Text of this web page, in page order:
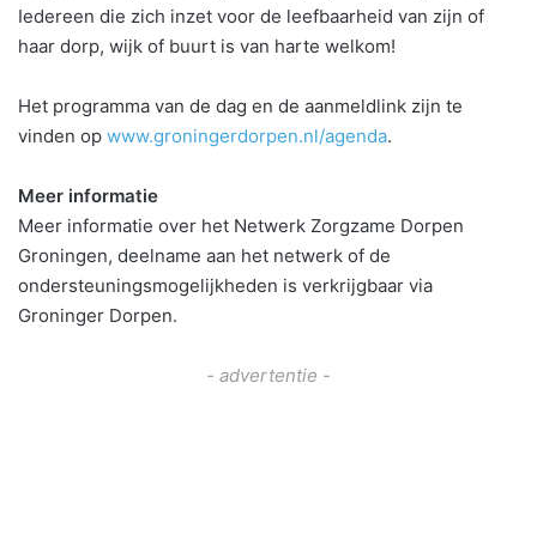
Iedereen die zich inzet voor de leefbaarheid van zijn of
haar dorp, wijk of buurt is van harte welkom!
Het programma van de dag en de aanmeldlink zijn te
vinden op www.groningerdorpen.nl/agenda.
Meer informatie
Meer informatie over het Netwerk Zorgzame Dorpen
Groningen, deelname aan het netwerk of de
ondersteuningsmogelijkheden is verkrijgbaar via
Groninger Dorpen.
- advertentie -